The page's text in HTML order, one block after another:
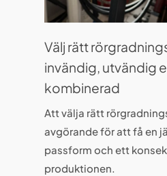
Välj rätt
invändig, utvändig
kombinerad
Att välja rätt
avgörande för att få en
passform och ett
produktionen.